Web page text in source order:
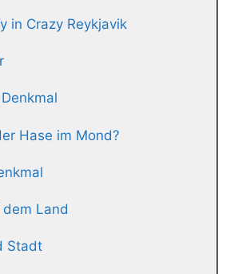
in Crazy Reykjavik
Hase im Mond?
Land
Stadt